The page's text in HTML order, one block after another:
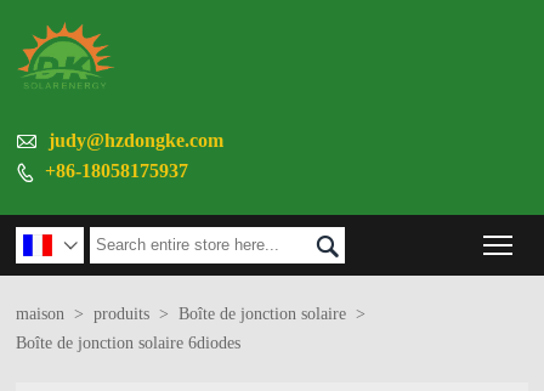
 judy@hzdongke.com
 +86-18058175937
 
maison > produits > Boîte de jonction solaire >
Boîte de jonction solaire 6diodes